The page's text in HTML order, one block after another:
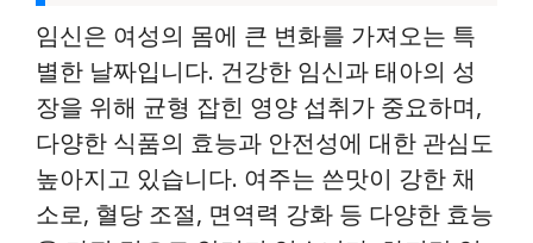
임신은 여성의 몸에 큰 변화를 가져오는 특
별한 날짜입니다. 건강한 임신과 태아의 성
장을 위해 균형 잡힌 영양 섭취가 중요하며,
다양한 식품의 효능과 안전성에 대한 관심도
높아지고 있습니다. 여주는 쓴맛이 강한 채
소로, 혈당 조절, 면역력 강화 등 다양한 효능